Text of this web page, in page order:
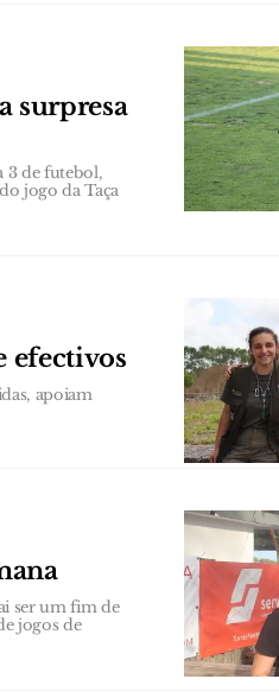
surpresa
3 de futebol,
jogo da Taça
efectivos
apoiam
ser um fim de
jogos de